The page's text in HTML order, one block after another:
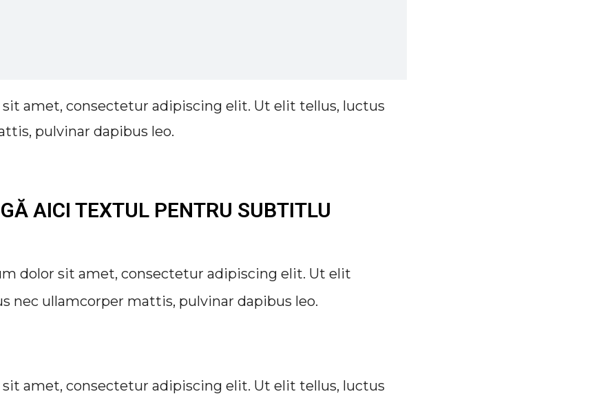
amet, consectetur adipiscing elit. Ut elit tellus, luctus
pulvinar dapibus leo.
AICI TEXTUL PENTRU SUBTITLU
dolor sit amet, consectetur adipiscing elit. Ut elit
nec ullamcorper mattis, pulvinar dapibus leo.
amet, consectetur adipiscing elit. Ut elit tellus, luctus